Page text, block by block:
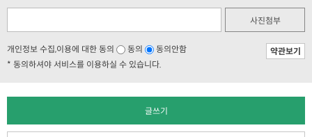
사진첨부
개인정보 수집,이용에 대한 동의 동의 동의안함
약관보기
* 동의하셔야 서비스를 이용하실 수 있습니다.
글쓰기